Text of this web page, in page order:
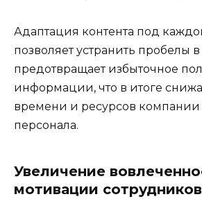
Адаптация контента под
позволяет устранить пробелы
предотвращает избыточное
информации, что в итоге
времени и ресурсов компании
персонала.
Увеличение
мотивации сотрудников